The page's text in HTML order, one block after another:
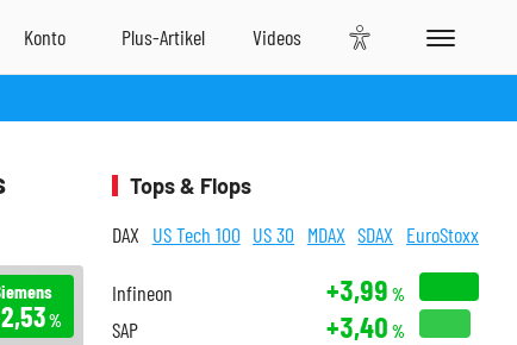
%
Tops & Flops
DAX US Tech 100 US 30 MDAX SDAX EuroStoxx
Infineon +3,99 %
SAP +3,40 %